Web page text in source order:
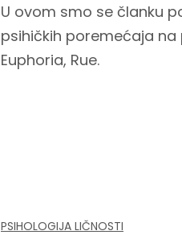
U ovom smo se članku
psihičkih poremećaja
Euphoria, Rue.
PSIHOLOGIJA LIČNOSTI